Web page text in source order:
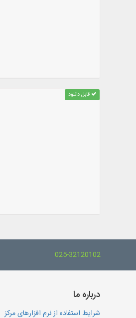
قابل دانلود
025-32120102
درباره ما
شرایط استفاده از نرم افزارهای مرکز